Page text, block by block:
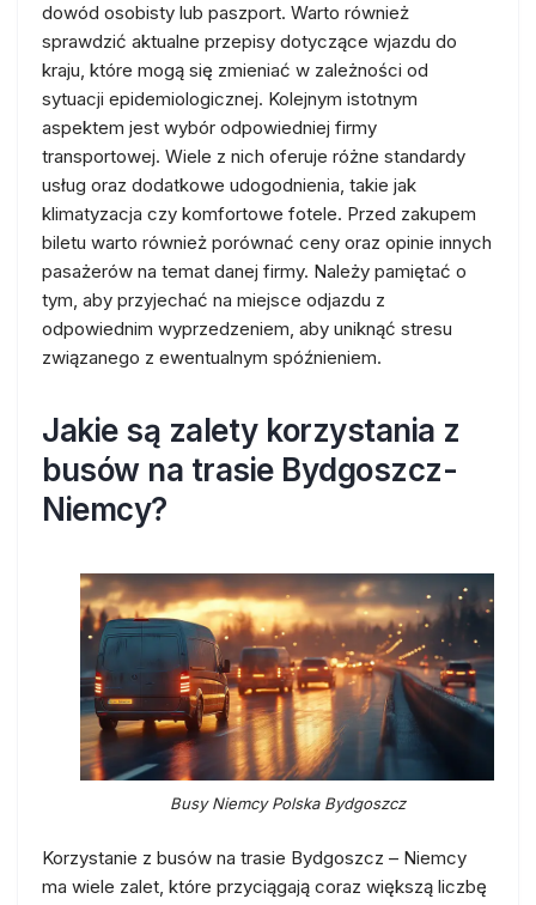
dowód osobisty lub paszport. Warto również
sprawdzić aktualne przepisy dotyczące wjazdu do
kraju, które mogą się zmieniać w zależności od
sytuacji epidemiologicznej. Kolejnym istotnym
aspektem jest wybór odpowiedniej firmy
transportowej. Wiele z nich oferuje różne standardy
usług oraz dodatkowe udogodnienia, takie jak
klimatyzacja czy komfortowe fotele. Przed zakupem
biletu warto również porównać ceny oraz opinie innych
pasażerów na temat danej firmy. Należy pamiętać o
tym, aby przyjechać na miejsce odjazdu z
odpowiednim wyprzedzeniem, aby uniknąć stresu
związanego z ewentualnym spóźnieniem.
Jakie są zalety korzystania z
busów na trasie Bydgoszcz-
Niemcy?
Busy Niemcy Polska Bydgoszcz
Korzystanie z busów na trasie Bydgoszcz – Niemcy
ma wiele zalet, które przyciągają coraz większą liczbę